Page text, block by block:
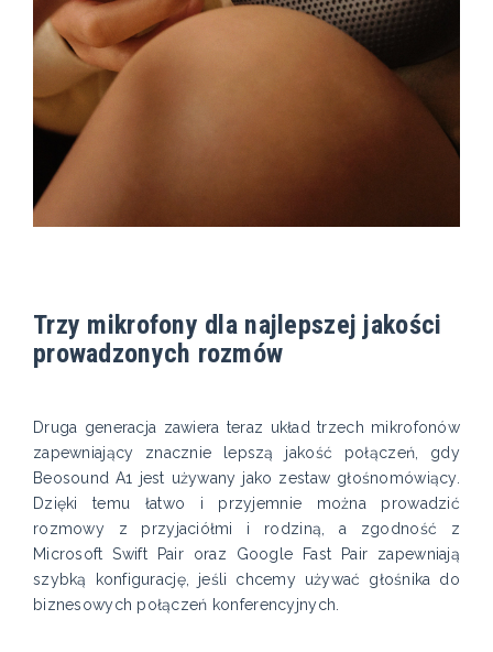
Trzy mikrofony dla najlepszej jakości
prowadzonych rozmów
Druga generacja zawiera teraz układ trzech mikrofonów
zapewniający znacznie lepszą jakość połączeń, gdy
Beosound A1 jest używany jako zestaw głośnomówiący.
Dzięki temu łatwo i przyjemnie można prowadzić
rozmowy z przyjaciółmi i rodziną, a zgodność z
Microsoft Swift Pair oraz Google Fast Pair zapewniają
szybką konfigurację, jeśli chcemy używać głośnika do
biznesowych połączeń konferencyjnych.